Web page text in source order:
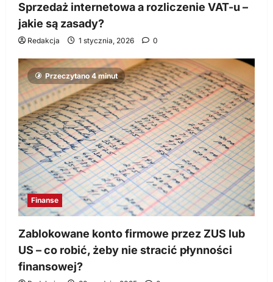
Sprzedaż internetowa a rozliczenie VAT-u –
jakie są zasady?
Redakcja 1 stycznia, 2026 0
Przeczytano 4 minut
Finanse
Zablokowane konto firmowe przez ZUS lub
US – co robić, żeby nie stracić płynności
finansowej?